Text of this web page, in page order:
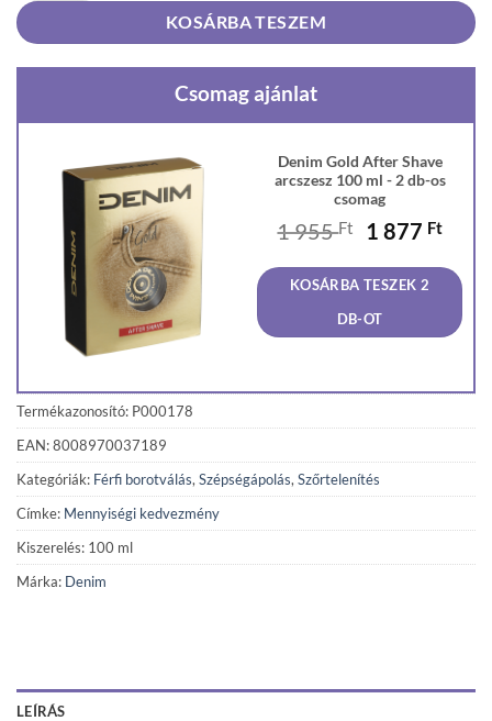
KOSÁRBA TESZEM
Csomag ajánlat
Denim Gold After Shave
arcszesz 100 ml - 2 db-os
csomag
1 955Ft
Original
was:
1
955 Ft.
1 877 Ft
is:
877
KOSÁRBA TESZEK 2
DB-OT
Termékazonosító: P000178
EAN: 8008970037189
Kategóriák: Férfi borotválás, Szépségápolás, Szőrtelenítés
Címke: Mennyiségi kedvezmény
Kiszerelés: 100 ml
Márka: Denim
LEÍRÁS